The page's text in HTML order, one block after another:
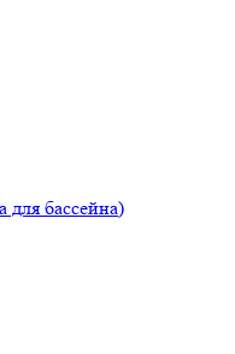
для бассейна)